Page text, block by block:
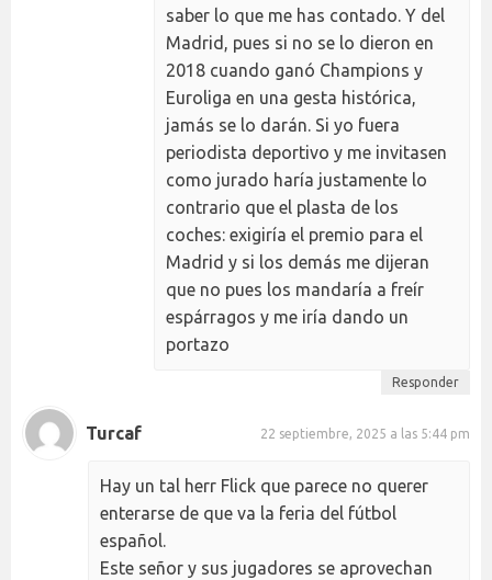
saber lo que me has contado. Y del
Madrid, pues si no se lo dieron en
2018 cuando ganó Champions y
Euroliga en una gesta histórica,
jamás se lo darán. Si yo fuera
periodista deportivo y me invitasen
como jurado haría justamente lo
contrario que el plasta de los
coches: exigiría el premio para el
Madrid y si los demás me dijeran
que no pues los mandaría a freír
espárragos y me iría dando un
portazo
Responder
Turcaf 22 septiembre, 2025 a las 5:44 pm
Hay un tal herr Flick que parece no querer
enterarse de que va la feria del fútbol
español.
Este señor y sus jugadores se aprovechan